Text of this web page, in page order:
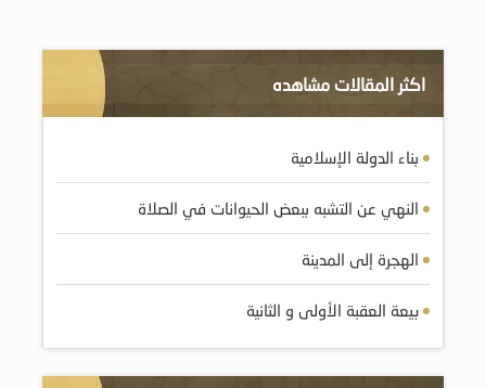
اكثر المقالات مشاهده
بناء الدولة الإسلامية
النهي عن التشبه ببعض الحيوانات في الصلاة
الهجرة إلى المدينة
بيعة العقبة الأولى و الثانية